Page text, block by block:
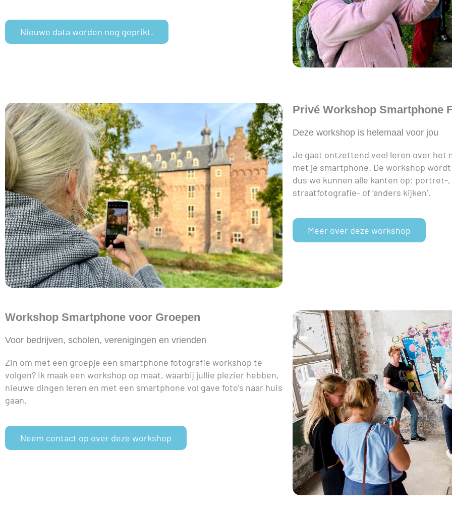
Nieuwe data worden nog geprikt.
Privé Workshop Smartphone
Deze workshop is helemaal voor jou
Je gaat ontzettend veel leren over het
met je smartphone. De workshop
dus we kunnen alle kanten op:
straatfotografie- of ‘anders kijken’.
Meer over deze workshop
Workshop Smartphone voor Groepen
Voor bedrijven, scholen, verenigingen en vrienden
Zin om met een groepje een smartphone fotografie workshop te
volgen? Ik maak een workshop op maat, waarbij jullie plezier hebben,
nieuwe dingen leren en met een smartphone vol gave foto’s naar huis
gaan.
Neem contact op over deze workshop